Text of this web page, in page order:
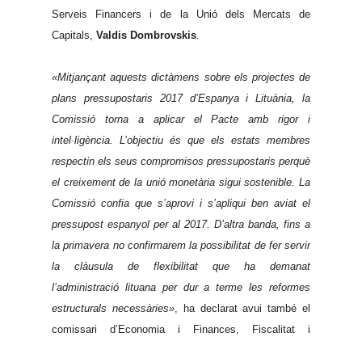
Serveis Financers i de la Unió dels Mercats de
Capitals, Valdis Dombrovskis
«Mitjançant aquests dictàmens sobre els projectes de
plans pressupostaris 2017 d’Espanya i Lituània, la
Comissió torna a aplicar el Pacte amb rigor i
intel·ligència. L’objectiu és que els estats membres
respectin els seus compromisos pressupostaris perquè
el creixement de la unió monetària sigui sostenible. La
Comissió confia que s’aprovi i s’apliqui ben aviat el
pressupost espanyol per al 2017. D’altra banda, fins a
la primavera no confirmarem la possibilitat de fer servir
la clàusula de flexibilitat que ha demanat
l’administració lituana per dur a terme les reformes
estructurals necessàries», ha declarat avui també el
comissari d’Economia i Finances, Fiscalitat i